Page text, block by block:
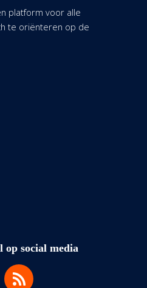
platform voor alle
te oriënteren op de
op social media